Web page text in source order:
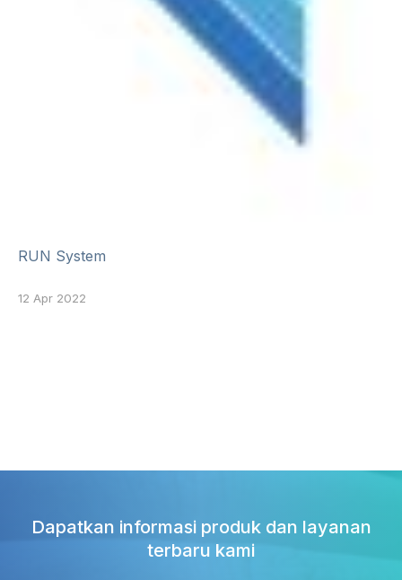
RUN System
12 Apr 2022
Dapatkan informasi produk dan layanan
terbaru kami